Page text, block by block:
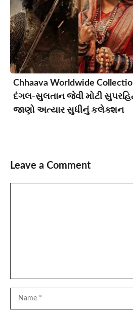
Chhaava Worldwide
દંગલ-સુલતાન જેવી મોટી સુપરહિટ
જાણો અત્યાર સુધીનું કલેક્શન
Leave a Comment